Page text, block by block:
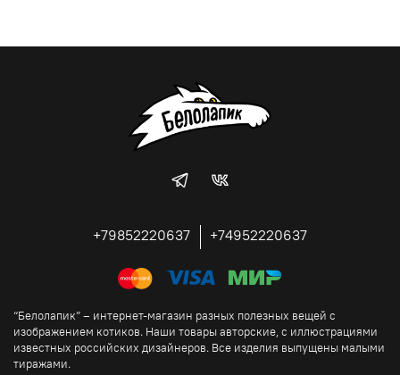
+79852220637 +74952220637
“Белолапик” – интернет-магазин разных полезных вещей с
изображением котиков. Наши товары авторские, с иллюстрациями
известных российских дизайнеров. Все изделия выпущены малыми
тиражами.